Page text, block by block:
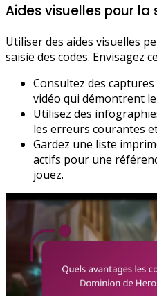
Aides visuelles pour la
Utiliser des aides visuelles
saisie des codes. Envisagez
Consultez des
vidéo qui démontrent le
Utilisez des
les erreurs courantes
Gardez une liste
actifs pour une
jouez.